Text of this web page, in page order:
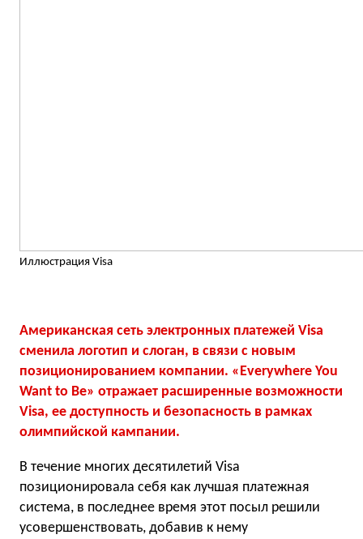
Иллюстрация Visa
Американская сеть электронных платежей Visa
сменила логотип и слоган, в связи с новым
позиционированием компании. «Everywhere You
Want to Be» отражает расширенные возможности
Visa, ее доступность и безопасность в рамках
олимпийской кампании.
В течение многих десятилетий Visa
позиционировала себя как лучшая платежная
система, в последнее время этот посыл решили
усовершенствовать, добавив к нему